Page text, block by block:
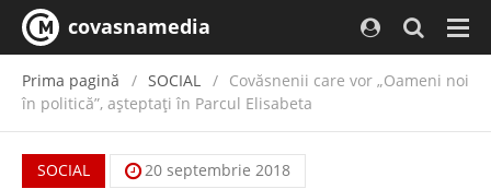
covasnamedia
Prima pagină SOCIAL
Covăsnenii care vor „Oameni noi
în politică”, așteptați în Parcul Elisabeta
SOCIAL 20 septembrie 2018